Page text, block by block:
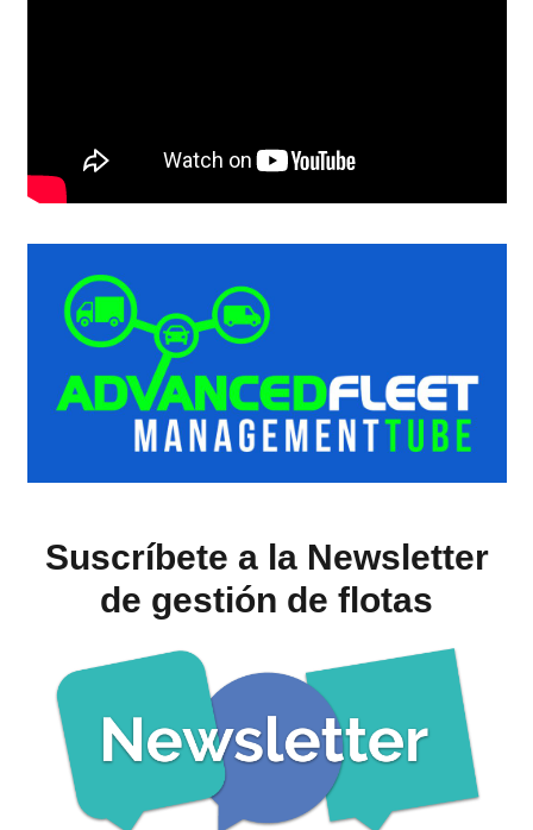
Suscríbete a la Newsletter
de gestión de flotas